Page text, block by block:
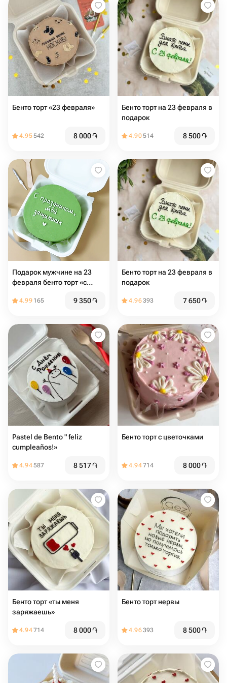
Бенто торт «23 февраля»
4.95542 8 000֏
Бенто торт на 23 февраля в
подарок
4.90514 8 500֏
Подарок мужчине на 23
февраля бенто торт «с
защитник»
4.99 165 9 350֏
Бенто торт на 23 февраля в
подарок
4.96393 7 650֏
Pastel de Bento " feliz
cumpleaños!»
4.94587 8 517֏
Бенто торт с цветочками
4.94714 8 000֏
Бенто торт «ты меня
заряжаешь»
4.94714 8 000֏
Бенто торт нервы
4.96393 8 500֏